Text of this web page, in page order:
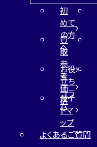
初
めて
の方
へ
買
取
参
考
価
格
お役
立ち
コラ
ム
サイ
トマ
ップ
よくあるご質問